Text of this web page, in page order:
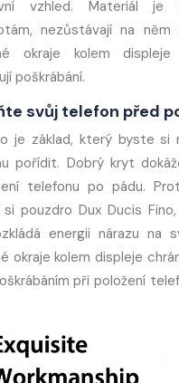
vzhled. Materiál je
nezůstávají na něm
okraje kolem
poškrábání.
svůj telefon před
je základ, který byste si
pořídit. Dobrý kryt
telefonu po pádu.
pouzdro Dux Ducis
energii nárazu na
okraje kolem displeje
při položení